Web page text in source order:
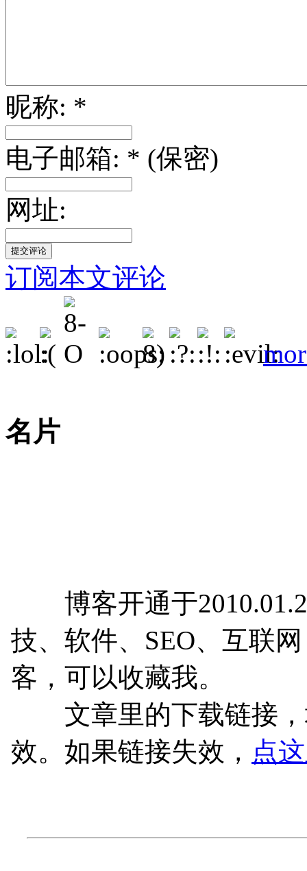
昵称: *
电子邮箱: * (保密)
网址:
订阅本文评论
名片
博客开通于
技、软件、SEO、互联
客，可以收藏我。
文章里的下载链接，
效。如果链接失效， 点